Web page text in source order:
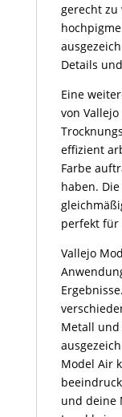
gerecht zu
Details
Eine
von
effizient
Farbe
haben.
perfekt für
Vallejo
Metall
Model Air
und deine